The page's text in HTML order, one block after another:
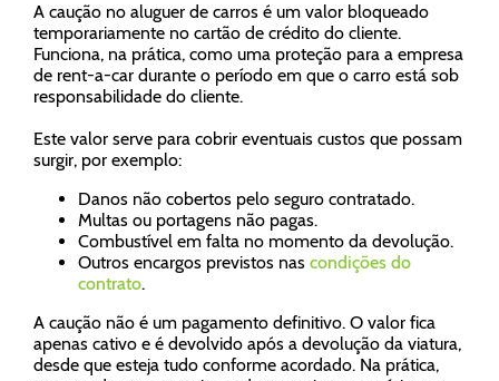
A caução no aluguer de carros é um valor bloqueado
temporariamente no cartão de crédito do cliente.
Funciona, na prática, como uma proteção para a empresa
de rent-a-car durante o período em que o carro está sob
responsabilidade do cliente.
Este valor serve para cobrir eventuais custos que possam
surgir, por exemplo:
Danos não cobertos pelo seguro contratado.
Multas ou portagens não pagas.
Combustível em falta no momento da devolução.
Outros encargos previstos nas condições do
contrato.
A caução não é um pagamento definitivo. O valor fica
apenas cativo e é devolvido após a devolução da viatura,
desde que esteja tudo conforme acordado. Na prática,